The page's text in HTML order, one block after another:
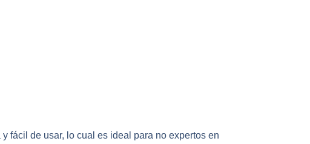
fácil de usar, lo cual es ideal para no expertos en